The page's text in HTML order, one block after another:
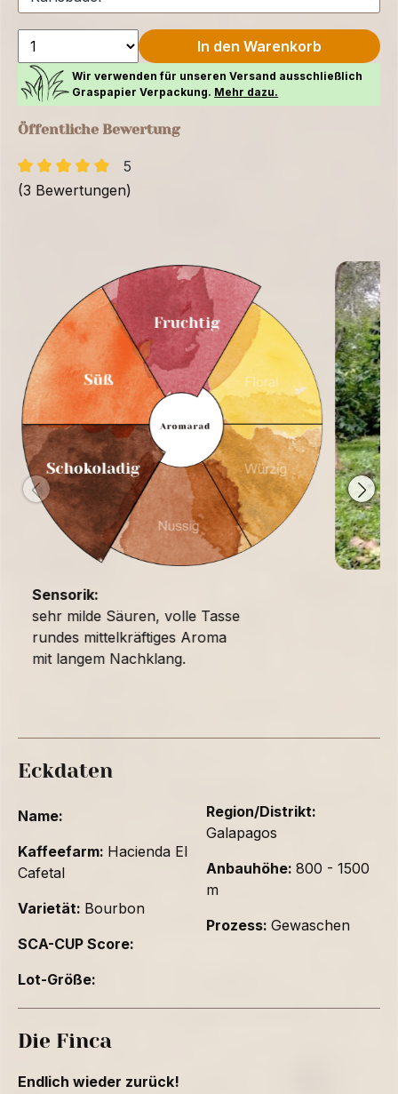
In den Warenkorb
Wir verwenden für unseren Versand ausschließlich
Graspapier Verpackung. Mehr dazu.
Öffentliche Bewertung
5
(3 Bewertungen)
Sensorik:
sehr milde Säuren, volle Tasse
rundes mittelkräftiges Aroma
mit langem Nachklang.
Eckdaten
Name:
Kaffeefarm: Hacienda El
Cafetal
Varietät: Bourbon
SCA-CUP Score:
Lot-Größe:
Region/Distrikt:
Galapagos
Anbauhöhe: 800 - 1500
m
Prozess: Gewaschen
Die Finca
Endlich wieder zurück!